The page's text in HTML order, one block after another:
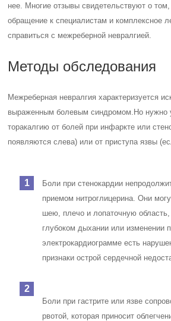
нее. Многие отзывы свидетельствуют о
обращение к специалистам и комплексное
справиться с межреберной невралгией.
Методы обследования
Межреберная невралгия характеризуется
выраженным болевым синдромом. Но нужно
торакалгию от болей при инфаркте или
появляются слева) или от приступа язвы
Боли при стенокардии
приемом нитроглицерина. Они
шею, плечо и лопаточную
глубоком дыхании или изменении
электрокардиограмме есть
признаки острой сердечной
Боли при гастрите или язве
рвотой, которая приносит